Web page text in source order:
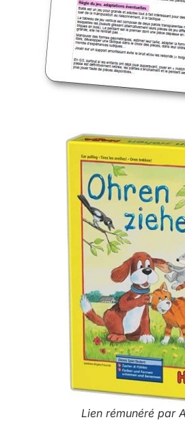
Lien rémunéré par